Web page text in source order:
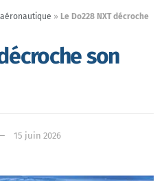
» Le Do228 NXT décroche
son
15 juin 2026